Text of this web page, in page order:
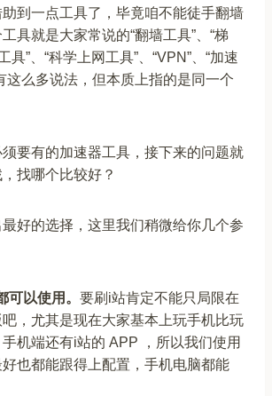
到一点工具了，毕竟咱不能徒手翻墙
具就是大家常说的“翻墙工具”、“梯
具”、“科学上网工具”、“VPN”、“加速
这么多说法，但本质上指的是同一个
要有的加速器工具，接下来的问题就
找哪个比较好？
好的选择，这里我们稍微给你几个参
可以使用。 要刷i站肯定不能只局限在
，尤其是现在大家基本上玩手机比玩
机端还有i站的 APP ，所以我们使用
也都能跟得上配置，手机电脑都能